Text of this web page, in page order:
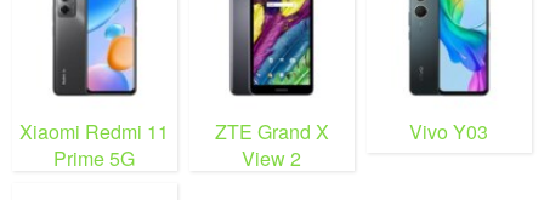
Xiaomi Redmi 11
Prime 5G
ZTE Grand X
View 2
Vivo Y03